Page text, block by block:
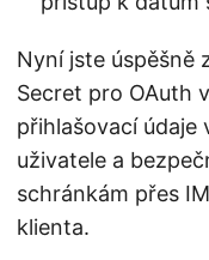
Nyní jste úspěšně
Secret pro OAuth
přihlašovací údaje
uživatele a
schránkám přes
klienta.